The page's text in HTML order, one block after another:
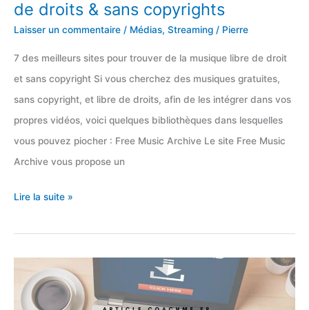
de droits & sans copyrights
Laisser un commentaire / Médias, Streaming / Pierre
7 des meilleurs sites pour trouver de la musique libre de droit
et sans copyright Si vous cherchez des musiques gratuites,
sans copyright, et libre de droits, afin de les intégrer dans vos
propres vidéos, voici quelques bibliothèques dans lesquelles
vous pouvez piocher : Free Music Archive Le site Free Music
Archive vous propose un
7
de
musiques
libres
Lire la suite »